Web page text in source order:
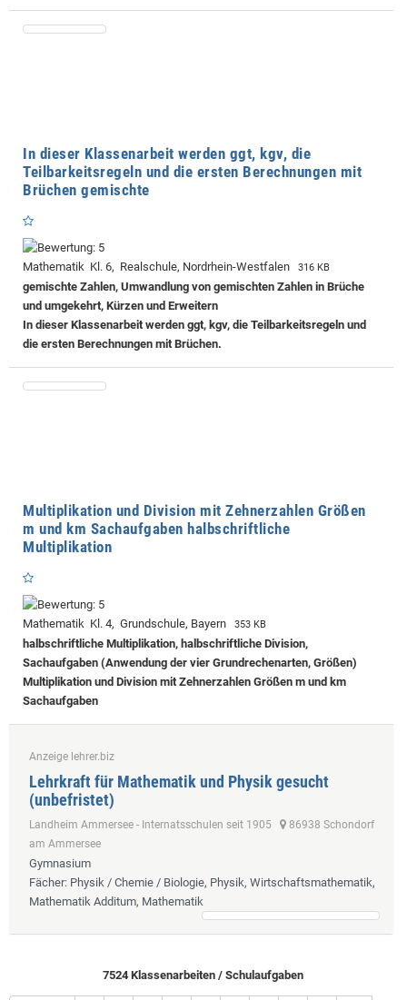
In dieser Klassenarbeit werden ggt, kgv, die
Teilbarkeitsregeln und die ersten Berechnungen mit
Brüchen gemischte
Mathematik Kl. 6, Realschule, Nordrhein-Westfalen 316 KB
gemischte Zahlen, Umwandlung von gemischten Zahlen in Brüche
und umgekehrt, Kürzen und Erweitern
In dieser Klassenarbeit werden ggt, kgv, die Teilbarkeitsregeln und
die ersten Berechnungen mit Brüchen.
Multiplikation und Division mit Zehnerzahlen Größen
m und km Sachaufgaben halbschriftliche
Multiplikation
Mathematik Kl. 4, Grundschule, Bayern 353 KB
halbschriftliche Multiplikation, halbschriftliche Division,
Sachaufgaben (Anwendung der vier Grundrechenarten, Größen)
Multiplikation und Division mit Zehnerzahlen Größen m und km
Sachaufgaben
Anzeige lehrer.biz
Lehrkraft für Mathematik und Physik gesucht
(unbefristet)
Landheim Ammersee - Internatsschulen seit 1905
86938 Schondorf
am Ammersee
Gymnasium
Fächer: Physik / Chemie / Biologie, Physik, Wirtschaftsmathematik,
Mathematik Additum, Mathematik
7524 Klassenarbeiten / Schulaufgaben